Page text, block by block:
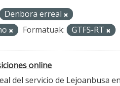
Denbora erreal
Formatuak: GTFS-RT
online
del servicio de Lejoanbusa